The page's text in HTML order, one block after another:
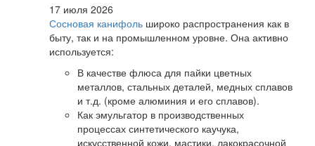
17 июля 2026
Сосновая канифоль широко распространения как в
быту, так и на промышленном уровне. Она активно
используется:
В качестве флюса для пайки цветных
металлов, стальных деталей, медных сплавов
и т.д. (кроме алюминия и его сплавов).
Как эмульгатор в производственных
процессах синтетического каучука,
искусственной кожи, мастики, лакокрасочной